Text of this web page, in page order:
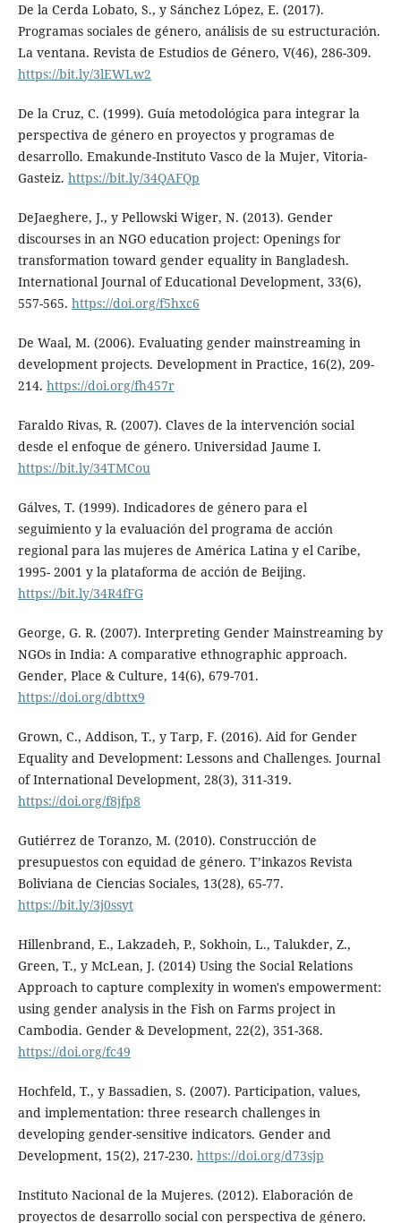
De la Cerda Lobato, S., y Sánchez López, E. (2017).
Programas sociales de género, análisis de su estructuración.
La ventana. Revista de Estudios de Género, V(46), 286-309.
https://bit.ly/3lEWLw2
De la Cruz, C. (1999). Guía metodológica para integrar la
perspectiva de género en proyectos y programas de
desarrollo. Emakunde-Instituto Vasco de la Mujer, Vitoria-
Gasteiz. https://bit.ly/34QAFQp
DeJaeghere, J., y Pellowski Wiger, N. (2013). Gender
discourses in an NGO education project: Openings for
transformation toward gender equality in Bangladesh.
International Journal of Educational Development, 33(6),
557-565. https://doi.org/f5hxc6
De Waal, M. (2006). Evaluating gender mainstreaming in
development projects. Development in Practice, 16(2), 209-
214. https://doi.org/fh457r
Faraldo Rivas, R. (2007). Claves de la intervención social
desde el enfoque de género. Universidad Jaume I.
https://bit.ly/34TMCou
Gálves, T. (1999). Indicadores de género para el
seguimiento y la evaluación del programa de acción
regional para las mujeres de América Latina y el Caribe,
1995- 2001 y la plataforma de acción de Beijing.
https://bit.ly/34R4fFG
George, G. R. (2007). Interpreting Gender Mainstreaming by
NGOs in India: A comparative ethnographic approach.
Gender, Place & Culture, 14(6), 679-701.
https://doi.org/dbttx9
Grown, C., Addison, T., y Tarp, F. (2016). Aid for Gender
Equality and Development: Lessons and Challenges. Journal
of International Development, 28(3), 311-319.
https://doi.org/f8jfp8
Gutiérrez de Toranzo, M. (2010). Construcción de
presupuestos con equidad de género. T’inkazos Revista
Boliviana de Ciencias Sociales, 13(28), 65-77.
https://bit.ly/3j0ssyt
Hillenbrand, E., Lakzadeh, P., Sokhoin, L., Talukder, Z.,
Green, T., y McLean, J. (2014) Using the Social Relations
Approach to capture complexity in women's empowerment:
using gender analysis in the Fish on Farms project in
Cambodia. Gender & Development, 22(2), 351-368.
https://doi.org/fc49
Hochfeld, T., y Bassadien, S. (2007). Participation, values,
and implementation: three research challenges in
developing gender-sensitive indicators. Gender and
Development, 15(2), 217-230. https://doi.org/d73sjp
Instituto Nacional de la Mujeres. (2012). Elaboración de
proyectos de desarrollo social con perspectiva de género.